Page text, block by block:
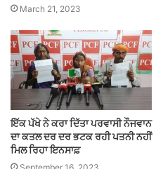
March 21, 2023
ਇੱਕ ਪੱਖੇ ਨੇ ਕਰਾ ਦਿੱਤਾ ਪਰਵਾਸੀ ਨੌਜਵਾਨ
ਦਾ ਕਤਲ ਦਰ ਦਰ ਭਟਕ ਰਹੀ ਪਤਨੀ ਨਹੀਂ
ਮਿਲ ਰਿਹਾ ਇਨਸਾਫ਼